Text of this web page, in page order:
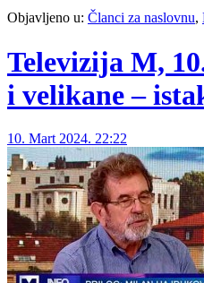
Objavljeno u: Članci za naslovnu,
Televizija M,
i velikane –
10. Mart 2024. 22:22